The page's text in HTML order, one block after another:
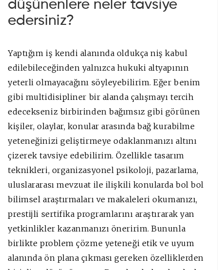
düşünenlere neler tavsiye
edersiniz?
Yaptığım iş kendi alanında oldukça niş kabul
edilebileceğinden yalnızca hukuki altyapının
yeterli olmayacağını söyleyebilirim. Eğer benim
gibi multidisipliner bir alanda çalışmayı tercih
edecekseniz birbirinden bağımsız gibi görünen
kişiler, olaylar, konular arasında bağ kurabilme
yeteneğinizi geliştirmeye odaklanmanızı altını
çizerek tavsiye edebilirim. Özellikle tasarım
teknikleri, organizasyonel psikoloji, pazarlama,
uluslararası mevzuat ile ilişkili konularda bol bol
bilimsel araştırmaları ve makaleleri okumanızı,
prestijli sertifika programlarını araştırarak yan
yetkinlikler kazanmanızı öneririm. Bununla
birlikte problem çözme yeteneği etik ve uyum
alanında ön plana çıkması gereken özelliklerden